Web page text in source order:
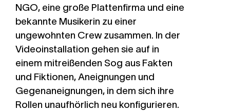
NGO, eine große Plattenfirma und eine
bekannte Musikerin zu einer
ungewohnten Crew zusammen. In der
Videoinstallation gehen sie auf in
einem mitreißenden Sog aus Fakten
und Fiktionen, Aneignungen und
Gegenaneignungen, in dem sich ihre
Rollen unaufhörlich neu konfigurieren.